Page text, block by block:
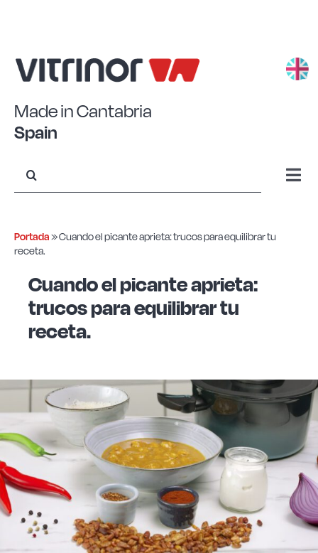
Made in Cantabria
Spain
Acero Eco+
Borosilicato
Más Menaje
Sostenibles
Portada»Cuando el picante aprieta: trucos para equilibrar tu
receta.
Cuando el picante aprieta:
trucos para equilibrar tu
receta.